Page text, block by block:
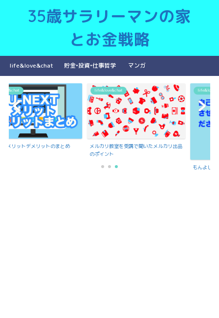
35歳サラリーマンの家
とお金戦略
life&love&chat 貯金•投資•仕事哲学 マンガ
メリットのまとめ
life&love&chat
メルカリ教室を受講で聞いたメルカリ出品
life&love&chat
もんよしの紹介